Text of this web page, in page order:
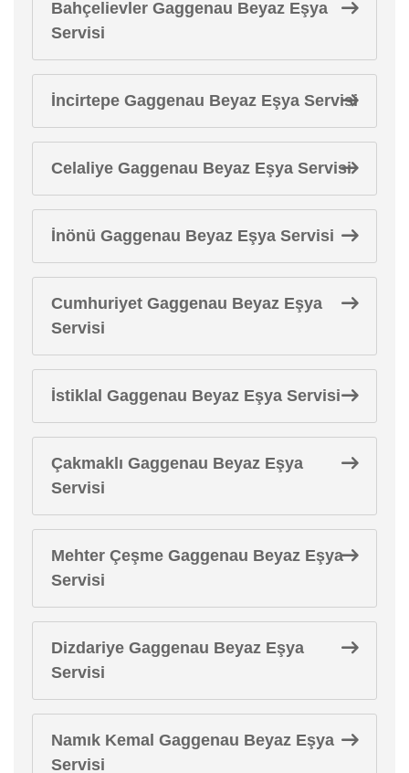
Bahçelievler Gaggenau Beyaz Eşya
Servisi
İncirtepe Gaggenau Beyaz Eşya Servisi
Celaliye Gaggenau Beyaz Eşya Servisi
İnönü Gaggenau Beyaz Eşya Servisi
Cumhuriyet Gaggenau Beyaz Eşya
Servisi
İstiklal Gaggenau Beyaz Eşya Servisi
Çakmaklı Gaggenau Beyaz Eşya
Servisi
Mehter Çeşme Gaggenau Beyaz Eşya
Servisi
Dizdariye Gaggenau Beyaz Eşya
Servisi
Namık Kemal Gaggenau Beyaz Eşya
Servisi